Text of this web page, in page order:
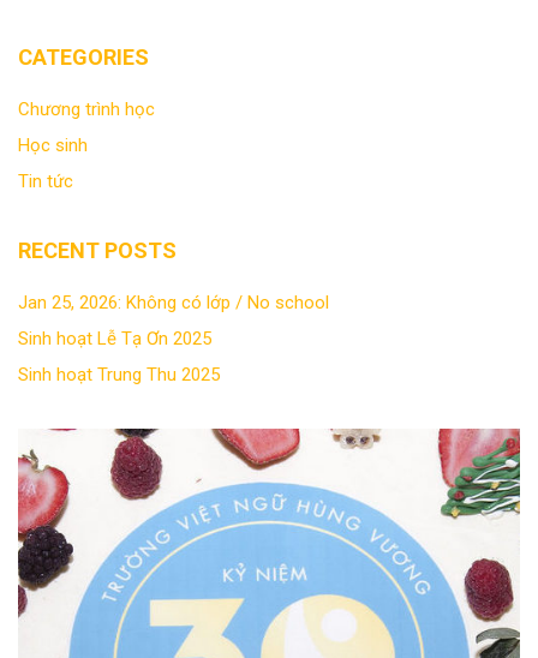
CATEGORIES
Chương trình học
Học sinh
Tin tức
RECENT POSTS
Jan 25, 2026: Không có lớp / No school
Sinh hoạt Lễ Tạ Ơn 2025
Sinh hoạt Trung Thu 2025